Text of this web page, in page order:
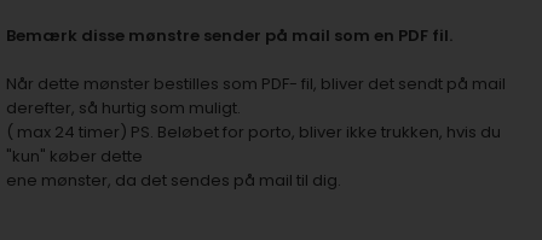
Bemærk disse mønstre sender på mail som en PDF fil.
Når dette mønster bestilles som PDF- fil, bliver det sendt på mail
derefter, så hurtig som muligt.
( max 24 timer) PS. Beløbet for porto, bliver ikke trukken, hvis du
"kun" køber dette
ene mønster, da det sendes på mail til dig.